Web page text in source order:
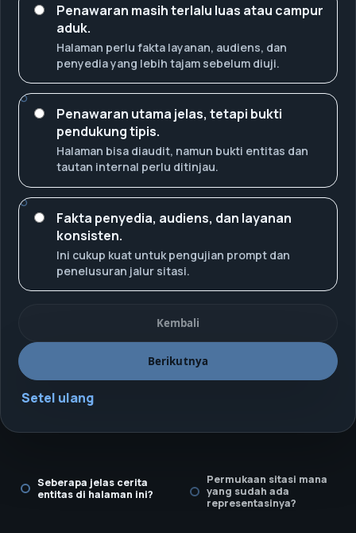
Penawaran masih terlalu luas atau campur
aduk.
Halaman perlu fakta layanan, audiens, dan
penyedia yang lebih tajam sebelum diuji.
Penawaran utama jelas, tetapi bukti
pendukung tipis.
Halaman bisa diaudit, namun bukti entitas dan
tautan internal perlu ditinjau.
Fakta penyedia, audiens, dan layanan
konsisten.
Ini cukup kuat untuk pengujian prompt dan
penelusuran jalur sitasi.
Kembali
Berikutnya
Setel ulang
Seberapa jelas cerita
entitas di halaman ini?
Permukaan sitasi mana
yang sudah ada
representasinya?